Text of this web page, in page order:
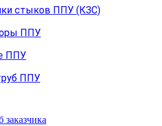
стыков ППУ (КЗС)
ППУ
ППУ
ППУ